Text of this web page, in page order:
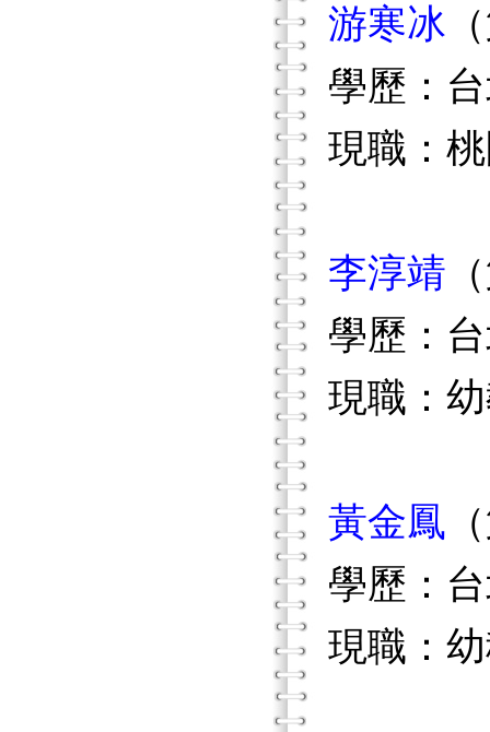
游寒冰
學歷：
現職：
李淳靖
學歷：
現職：
黃金鳳
學歷：
現職：